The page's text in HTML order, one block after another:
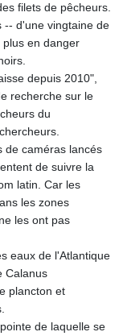
filets de pêcheurs.
-- d'une vingtaine de
en danger
depuis 2010",
recherche sur le
du
de caméras lancés
de suivre la
latin. Car les
les zones
les ont pas
eaux de l'Atlantique
Calanus
plancton et
de laquelle se